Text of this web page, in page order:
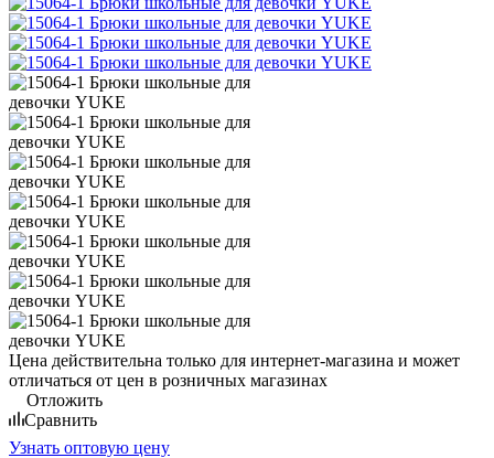
Цена действительна только для интернет-магазина и может
отличаться от цен в розничных магазинах
Отложить
Сравнить
Узнать оптовую цену